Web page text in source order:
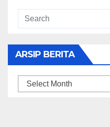
ARSIP BERITA
ARSIP